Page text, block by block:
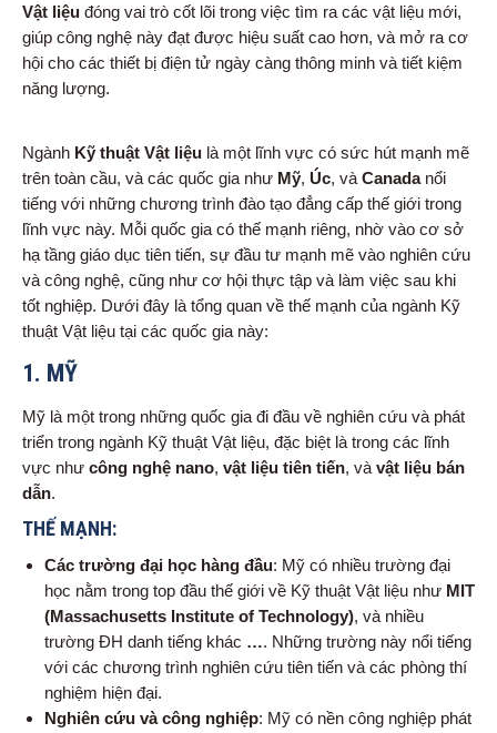
Vật liệu đóng vai trò cốt lõi trong việc tìm ra các vật liệu mới,
giúp công nghệ này đạt được hiệu suất cao hơn, và mở ra cơ
hội cho các thiết bị điện tử ngày càng thông minh và tiết kiệm
năng lượng.
Ngành Kỹ thuật Vật liệu là một lĩnh vực có sức hút mạnh mẽ
trên toàn cầu, và các quốc gia như Mỹ, Úc, và Canadanổi
tiếng với những chương trình đào tạo đẳng cấp thế giới trong
lĩnh vực này. Mỗi quốc gia có thế mạnh riêng, nhờ vào cơ sở
hạ tầng giáo dục tiên tiến, sự đầu tư mạnh mẽ vào nghiên cứu
và công nghệ, cũng như cơ hội thực tập và làm việc sau khi
tốt nghiệp. Dưới đây là tổng quan về thế mạnh của ngành Kỹ
thuật Vật liệu tại các quốc gia này:
1. MỸ
Mỹ là một trong những quốc gia đi đầu về nghiên cứu và phát
triển trong ngành Kỹ thuật Vật liệu, đặc biệt là trong các lĩnh
vực như công nghệ nano, vật liệu tiên tiến, và vật liệu bán
dẫn.
THẾ MẠNH:
Các trường đại học hàng đầu: Mỹ có nhiều trường đại
học nằm trong top đầu thế giới về Kỹ thuật Vật liệu như MIT
(Massachusetts Institute of Technology), và nhiều
trường ĐH danh tiếng khác …. Những trường này nổi tiếng
với các chương trình nghiên cứu tiên tiến và các phòng thí
nghiệm hiện đại.
Nghiên cứu và công nghiệp: Mỹ có nền công nghiệp phát